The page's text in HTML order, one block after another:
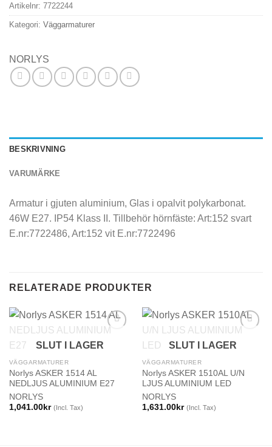
Artikelnr: 7722244
Kategori: Väggarmaturer
NORLYS
BESKRIVNING
VARUMÄRKE
Armatur i gjuten aluminium, Glas i opalvit polykarbonat.
46W E27. IP54 Klass II. Tillbehör hörnfäste: Art:152 svart
E.nr:7722486, Art:152 vit E.nr:7722496
RELATERADE PRODUKTER
SLUT I LAGER
VÄGGARMATURER
Norlys ASKER 1514 AL
NEDLJUS ALUMINIUM E27
NORLYS
1,041.00kr (Incl. Tax)
SLUT I LAGER
VÄGGARMATURER
Norlys ASKER 1510AL U/N
LJUS ALUMINIUM LED
NORLYS
1,631.00kr (Incl. Tax)